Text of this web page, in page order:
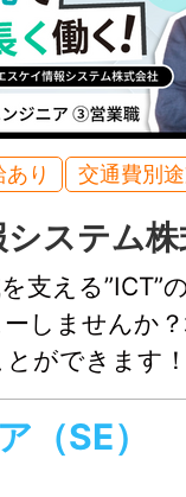
り 交通費別
ステム
支える”ICT”
しませんか
とができます
（SE）